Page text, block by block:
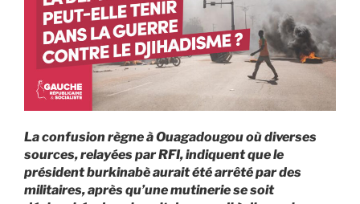
La confusion règne à Ouagadougou où diverses
sources, relayées par RFI, indiquent que le
président burkinabè aurait été arrêté par des
militaires, après qu’une mutinerie se soit